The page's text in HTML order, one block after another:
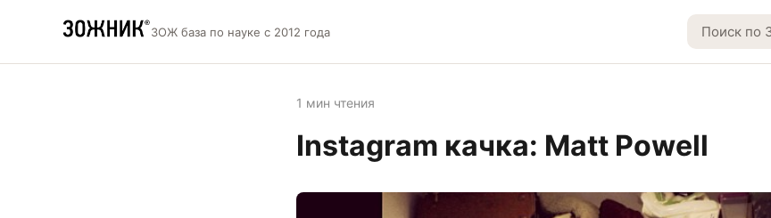
ЗОЖ база по науке с 2012 года
1 мин чтения
Instagram качка: Matt Powell